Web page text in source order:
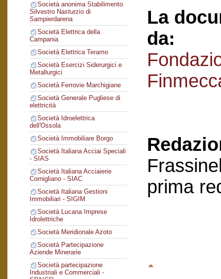
Società anonima Stabilimento
Silvestro Nasturzio di
Sampierdarena
Società Elettrica della
Campania
Società Elettrica Teramo
Società Esercizi Siderurgici e
Metallurgici
Società Ferrovie Marchigiane
Società Generale Pugliese di
elettricità
Società Idroelettrica
dell'Ossola
Società Immobiliare Borgo
Società Italiana Acciai Speciali
- SIAS
Società Italiana Acciaierie
Cornigliano - SIAC
Società Italiana Gestioni
Immobiliari - SIGIM
Società Lucana Imprese
Idrolettriche
Società Meridionale Azoto
Società Partecipazione
Aziende Minerarie
Società partecipazione
Industriali e Commerciali -
La
da:
prima